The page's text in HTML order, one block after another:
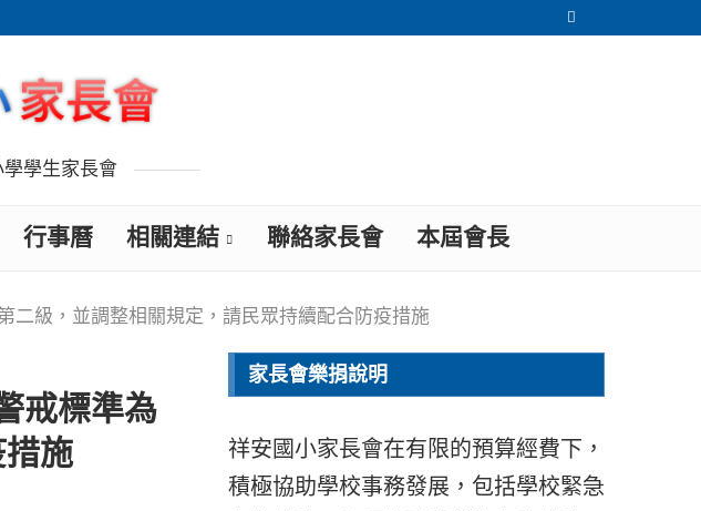
學生家長會
行事曆 相關連結 聯絡家長會 本屆會長
二級，並調整相關規定，請民眾持續配合防疫措施
戒標準為
施
家長會樂捐說明
祥安國小家長會在有限的預算經費下，
積極協助學校事務發展，包括學校緊急